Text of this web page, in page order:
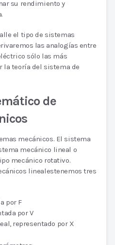
su rendimiento y
el tipo de sistemas
las analogías entre
sólo las más
la teoría del sistema de
de
mecánicos. El sistema
mecánico lineal o
mecánico rotativo.
linealestenemos tres
por F
por V
representado por X